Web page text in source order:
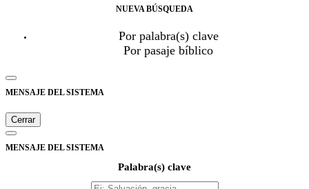
NUEVA BÚSQUEDA
Por palabra(s) clave
Por pasaje bíblico
MENSAJE DEL SISTEMA
Cerrar
MENSAJE DEL SISTEMA
Palabra(s) clave